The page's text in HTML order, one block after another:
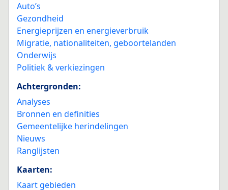
Auto’s
Gezondheid
Energieprijzen en energieverbruik
Migratie, nationaliteiten, geboortelanden
Onderwijs
Politiek & verkiezingen
Achtergronden:
Analyses
Bronnen en definities
Gemeentelijke herindelingen
Nieuws
Ranglijsten
Kaarten:
Kaart gebieden